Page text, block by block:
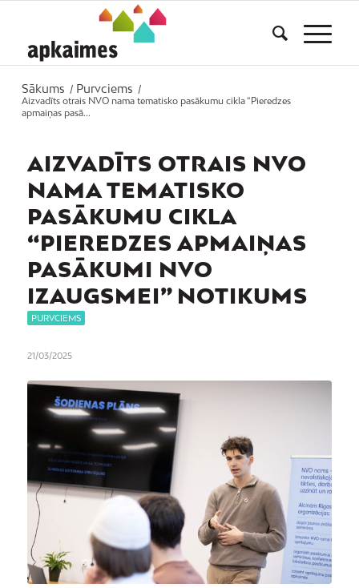
Sākums / Purvciems
/
Aizvadīts otrais NVO nama tematisko pasākumu cikla “Pieredzes
apmaiņas pasā...
AIZVADĪTS OTRAIS NVO
NAMA TEMATISKO
PASĀKUMU CIKLA
“PIEREDZES APMAIŅAS
PASĀKUMI NVO
IZAUGSMEI” NOTIKUMS
PURVCIEMS
21/03/2025